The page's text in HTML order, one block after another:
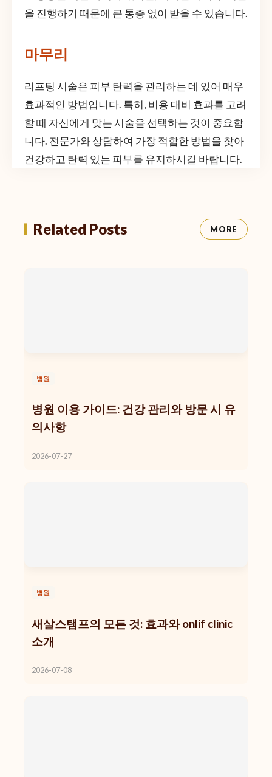
을 진행하기 때문에 큰 통증 없이 받을 수 있습니다.
마무리
리프팅 시술은 피부 탄력을 관리하는 데 있어 매우
효과적인 방법입니다. 특히, 비용 대비 효과를 고려
할 때 자신에게 맞는 시술을 선택하는 것이 중요합
니다. 전문가와 상담하여 가장 적합한 방법을 찾아
건강하고 탄력 있는 피부를 유지하시길 바랍니다.
Related Posts MORE
병원
병원 이용 가이드: 건강 관리와 방문 시 유
의사항
2026-07-27
병원
새살스탬프의 모든 것: 효과와 onlif clinic
소개
2026-07-08